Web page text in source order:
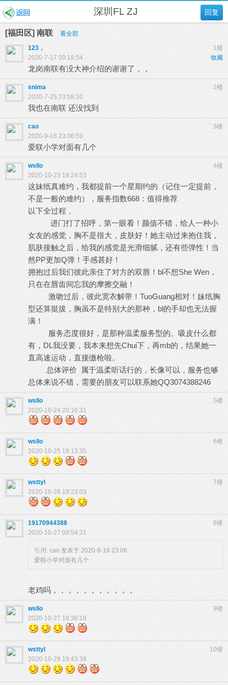
回复
深圳FL ZJ
[福田区] 南联
看全部
1楼
123，
收藏
2020-7-17 00:18:54
龙岗南联有没大神介绍的谢谢了，，
2楼
snima
2020-7-25 23:58:10
我也在南联 还没找到
3楼
cao
2020-9-16 23:06:59
爱联小学对面有几个
4楼
wsllo
2020-10-23 18:24:53
这妹纸真难约，我都提前一个星期约的（记住一定提前，
不是一般的难约），服务指数668：值得推荐
以下全过程，
进门打了招呼，第一眼看！颜值不错，给人一种小
女友的感觉，胸不是很大，皮肤好！她主动过来抱住我，
肌肤接触之后，给我的感觉是光滑细腻，还有些弹性！当
然РР更加Q弹！手感甚好！
拥抱过后我们彼此亲住了对方的双唇！bl不想She Wen，
只在在唇齿间忘我的摩擦交融！
激吻过后，彼此宽衣解带！TuoGuang相对！妹纸胸
型还算挺拔，胸虽不是特别大的那种，bl的手却也无法握
满！
服务态度很好，是那种温柔服务型的。吸皮什么都
有，DL我没要，我本来想先Chui下，再mb的，结果她一
直高速运动，直接缴枪啦。
总体评价 属于温柔听话行的，长像可以，服务也够
总体来说不错，需要的朋友可以联系她QQ3074388246
5楼
wsllo
2020-10-24 20:16:31
6楼
wsllo
2020-10-25 19:13:35
7楼
wsttyl
2020-10-26 19:23:03
8楼
19170944388
2020-10-27 09:54:31
引用: cao 发表于 2020-9-16 23:06
爱联小学对面有几个
老鸡吗，，，，，，，，，，，
9楼
wsllo
2020-10-27 18:36:18
10楼
wsttyl
2020-10-29 19:43:39